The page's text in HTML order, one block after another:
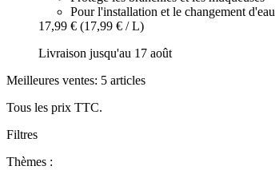
Pour l'installation et le changement d'eau
17,99 € (17,99 € / L)
Livraison jusqu'au 17 août
Meilleures ventes: 5 articles
Tous les prix TTC.
Filtres
Thèmes :